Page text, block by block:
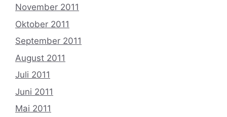
November 2011
Oktober 2011
September 2011
August 2011
Juli 2011
Juni 2011
Mai 2011